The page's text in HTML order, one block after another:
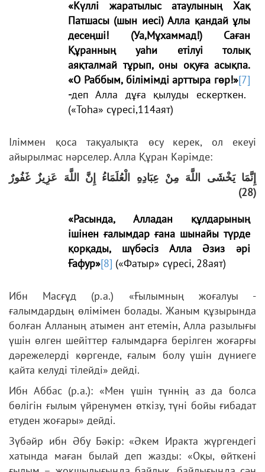
«Күллі жаратылыс атаулының Хақ
Патшасы (шын иесі) Алла қандай ұлы
десеңші! (Уа,Мұхаммад!) Саған
Құранның уаһи етілуі толық
аяқталмай тұрып, оны оқуға асықпа.
«О Раббым, білімімді арттыра гөр!»[7]
-деп Алла дұға қылуды ескерткен.
(«Тоһа» сүресі,114аят)
Іліммен қоса тақуалықта өсу керек, ол екеуі
айырылмас нәрселер. Алла Құран Кәрімде:
إِنَّمَا يَخْشَى اللَّهَ مِنْ عِبَادِهِ الْعُلَمَاءُ إِنَّ اللَّهَ عَزِيزٌ غَفُورٌ
(28)
«Расында, Алладан құлдарының
ішінен ғалымдар ғана шынайы түрде
қорқады, шүбәсіз Алла Әзиз әрі
Ғафур»[8] («Фатыр» сүресі, 28аят)
Ибн Масғұд (р.а.) «Ғылымның жоғалуы -
ғалымдардың өлімімен болады. Жаным құзырында
болған Алланың атымен ант етемін, Алла разылығы
үшін өлген шейіттер ғалымдарға берілген жоғарғы
дәрежелерді көргенде, ғалым болу үшін дүниеге
қайта келуді тілейді» дейді.
Ибн Аббас (р.а.): «Мен үшін түннің аз да болса
бөлігін ғылым үйренумен өткізу, түні бойы ғибадат
етуден жоғары» дейді.
Зүбәйр ибн Әбу Бәкір: «Әкем Иракта жүргендегі
хатында маған былай деп жазды: «Оқы, өйткені